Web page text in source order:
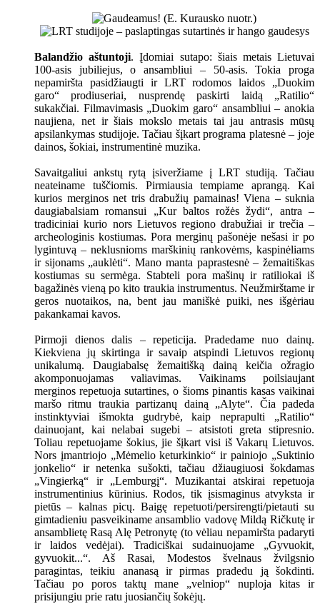
Balandžio aštuntoji. Įdomiai sutapo: šiais metais Lietuvai
100-asis jubiliejus, o ansambliui – 50-asis. Tokia proga
nepamiršta pasidžiaugti ir LRT rodomos laidos „Duokim
garo“ prodiuseriai, nusprendę paskirti laidą „Ratilio“
sukakčiai. Filmavimasis „Duokim garo“ ansambliui – anokia
naujiena, net ir šiais mokslo metais tai jau antrasis mūsų
apsilankymas studijoje. Tačiau šįkart programa platesnė – joje
dainos, šokiai, instrumentinė muzika.
Savaitgaliui ankstų rytą įsiveržiame į LRT studiją. Tačiau
neateiname tuščiomis. Pirmiausia tempiame aprangą. Kai
kurios merginos net tris drabužių pamainas! Viena – suknia
daugiabalsiam romansui „Kur baltos rožės žydi“, antra –
tradiciniai kurio nors Lietuvos regiono drabužiai ir trečia –
archeologinis kostiumas. Pora merginų pašonėje nešasi ir po
lygintuvą – neklusnioms marškinių rankovėms, kaspinėliams
ir sijonams „auklėti“. Mano manta paprastesnė – žemaitiškas
kostiumas su sermėga. Stabteli pora mašinų ir ratiliokai iš
bagažinės vieną po kito traukia instrumentus. Neužmirštame ir
geros nuotaikos, na, bent jau maniškė puiki, nes išgėriau
pakankamai kavos.
Pirmoji dienos dalis – repeticija. Pradedame nuo dainų.
Kiekviena jų skirtinga ir savaip atspindi Lietuvos regionų
unikalumą. Daugiabalsę žemaitišką dainą keičia ožragio
akomponuojamas valiavimas. Vaikinams poilsiaujant
merginos repetuoja sutartines, o šioms pinantis kasas vaikinai
maršo ritmu traukia partizanų dainą „Alyte“. Čia padeda
instinktyviai išmokta gudrybė, kaip neprapulti „Ratilio“
dainuojant, kai nelabai sugebi – atsistoti greta stipresnio.
Toliau repetuojame šokius, jie šįkart visi iš Vakarų Lietuvos.
Nors įmantriojo „Mėmelio keturkinkio“ ir painiojo „Suktinio
jonkelio“ ir netenka sušokti, tačiau džiaugiuosi šokdamas
„Vingierką“ ir „Lemburgį“. Muzikantai atskirai repetuoja
instrumentinius kūrinius. Rodos, tik įsismaginus atvyksta ir
pietūs – kalnas picų. Baigę repetuoti/persirengti/pietauti su
gimtadieniu pasveikiname ansamblio vadovę Mildą Ričkutę ir
ansamblietę Rasą Alę Petronytę (to vėliau nepamiršta padaryti
ir laidos vedėjai). Tradiciškai sudainuojame „Gyvuokit,
gyvuokit...“. Aš Rasai, Modestos švelnaus žvilgsnio
paragintas, teikiu ananasą ir pirmas pradedu ją šokdinti.
Tačiau po poros taktų mane „velniop“ nuploja kitas ir
prisijungiu prie ratu juosiančių šokėjų.